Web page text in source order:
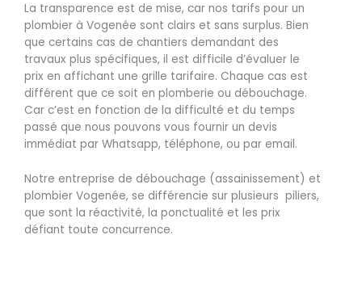
La transparence est de mise, car nos tarifs pour un
plombier à Vogenée sont clairs et sans surplus. Bien
que certains cas de chantiers demandant des
travaux plus spécifiques, il est difficile d’évaluer le
prix en affichant une grille tarifaire. Chaque cas est
différent que ce soit en plomberie ou débouchage.
Car c’est en fonction de la difficulté et du temps
passé que nous pouvons vous fournir un devis
immédiat par Whatsapp, téléphone, ou par email.
Notre entreprise de débouchage (assainissement) et
plombier Vogenée, se différencie sur plusieurs piliers,
que sont la réactivité, la ponctualité et les prix
défiant toute concurrence.